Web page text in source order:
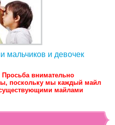
мальчиков и девочек
Просьба внимательно
поскольку мы каждый майл
майлами